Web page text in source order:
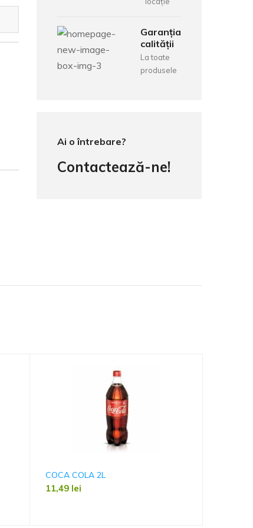
Garanția
calității
La toate
produsele
Ai o întrebare?
Contactează-ne!
COCA COLA 2L
11,49 lei